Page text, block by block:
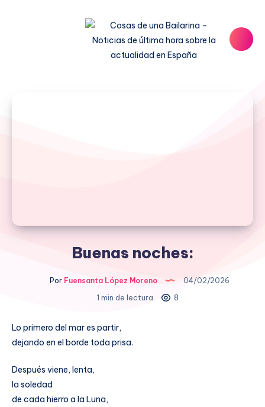
Buenas noches:
PorFuensanta López Moreno
04/02/2026
1 min de lectura
8
Lo primero del mar es partir,
dejando en el borde toda prisa.
Después viene, lenta,
la soledad
de cada hierro a la Luna,